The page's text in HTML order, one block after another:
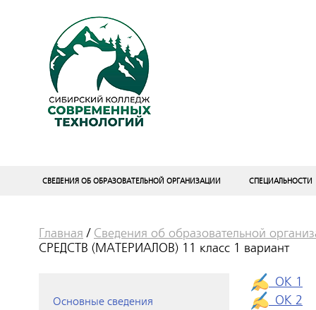
СВЕДЕНИЯ ОБ ОБРАЗОВАТЕЛЬНОЙ ОРГАНИЗАЦИИ СПЕЦИАЛЬНОСТИ
Главная / Сведения об образовательной
СРЕДСТВ (МАТЕРИАЛОВ) 11 класс 1 вариант
Основные сведения
ОК 1
ОК 2